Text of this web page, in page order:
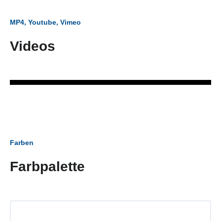
MP4, Youtube, Vimeo
Videos
Farben
Farbpalette